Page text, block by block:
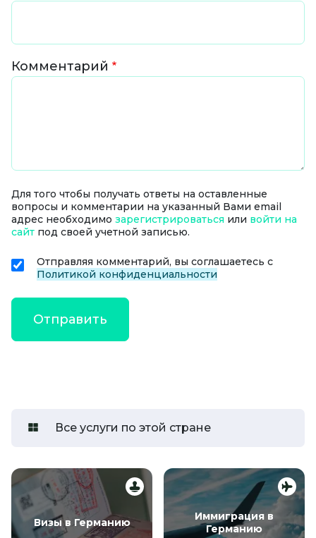
Комментарий
Для того чтобы получать ответы на оставленные
вопросы и комментарии на указанный Вами email
адрес необходимо зарегистрироваться или войти на
сайт под своей учетной записью.
Отправляя комментарий, вы соглашаетесь с
Политикой конфиденциальности
Все услуги по этой стране
Визы в Германию
Иммиграция в
Германию